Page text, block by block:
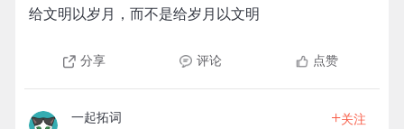
给文明以岁月，而不是给岁月以文明
分享 评论 点赞
一起拓词 +关注